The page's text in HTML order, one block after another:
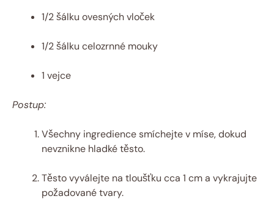
1/2 šálku ovesných vloček
1/2 šálku celozrnné mouky
1 vejce
Postup:
Všechny ingredience smíchejte v míse, dokud
nevznikne hladké těsto.
Těsto vyválejte na tloušťku cca 1 cm a vykrajujte
požadované tvary.